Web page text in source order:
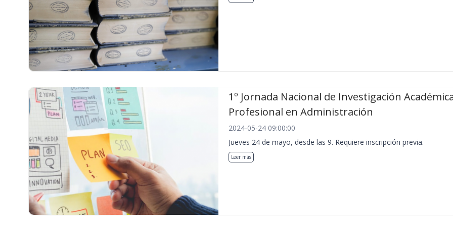
1º Jornada Nacional de Investigación
Profesional en Administración
2024-05-24 09:00:00
Jueves 24 de mayo, desde las 9. Requiere inscripción previa.
Leer más